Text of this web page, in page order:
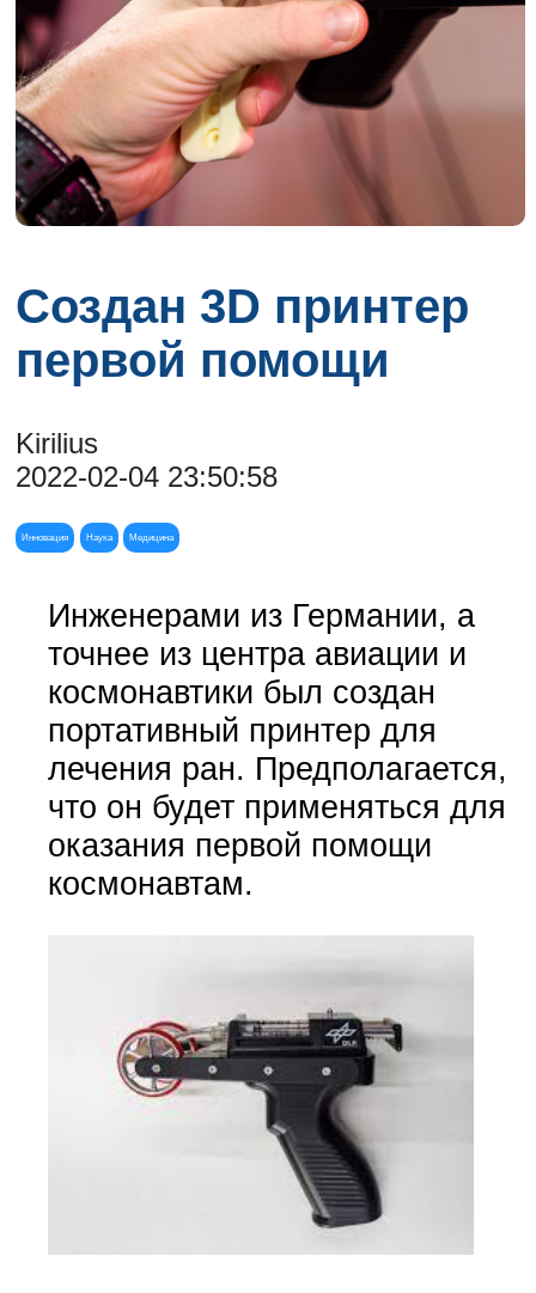
Создан 3D принтер
первой помощи
Kirilius
2022-02-04 23:50:58
Инновация Наука Медицина
Инженерами из Германии, а
точнее из центра авиации и
космонавтики был создан
портативный принтер для
лечения ран. Предполагается,
что он будет применяться для
оказания первой помощи
космонавтам.